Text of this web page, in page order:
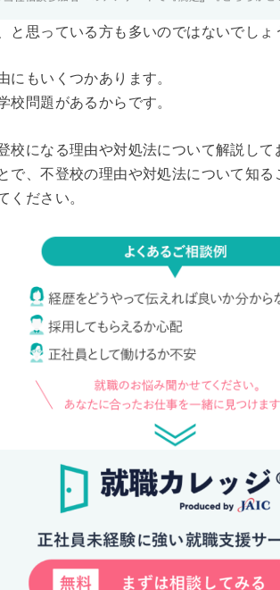
と思っている方も多いのではないでしょ
にもいくつかあります。
校問題があるからです。
校になる理由や対処法について解説して
で、不登校の理由や対処法について知
ください。